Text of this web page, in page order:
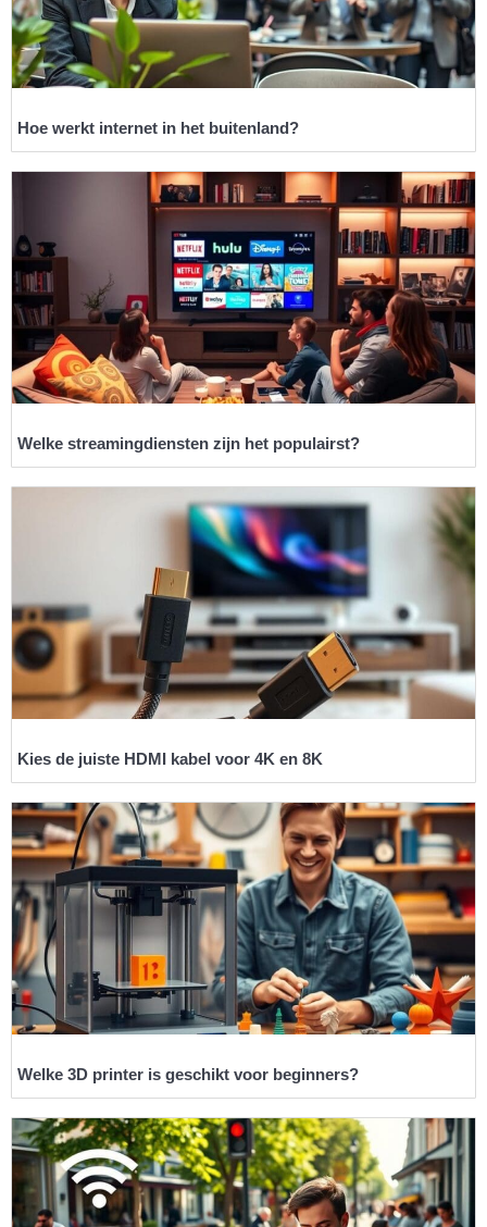
Hoe werkt internet in het buitenland?
Welke streamingdiensten zijn het populairst?
Kies de juiste HDMI kabel voor 4K en 8K
Welke 3D printer is geschikt voor beginners?